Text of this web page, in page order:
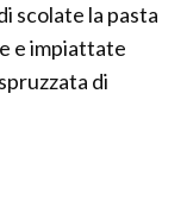
scolate la pasta
e impiattate
di